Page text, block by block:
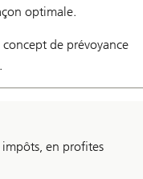
optimale.
concept de prévoyance
impôts, en profites